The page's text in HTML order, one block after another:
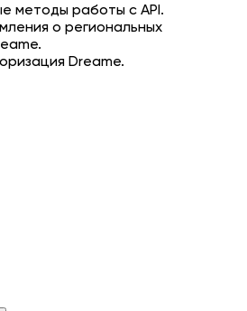
методы работы с API.
о региональных
Dreame.